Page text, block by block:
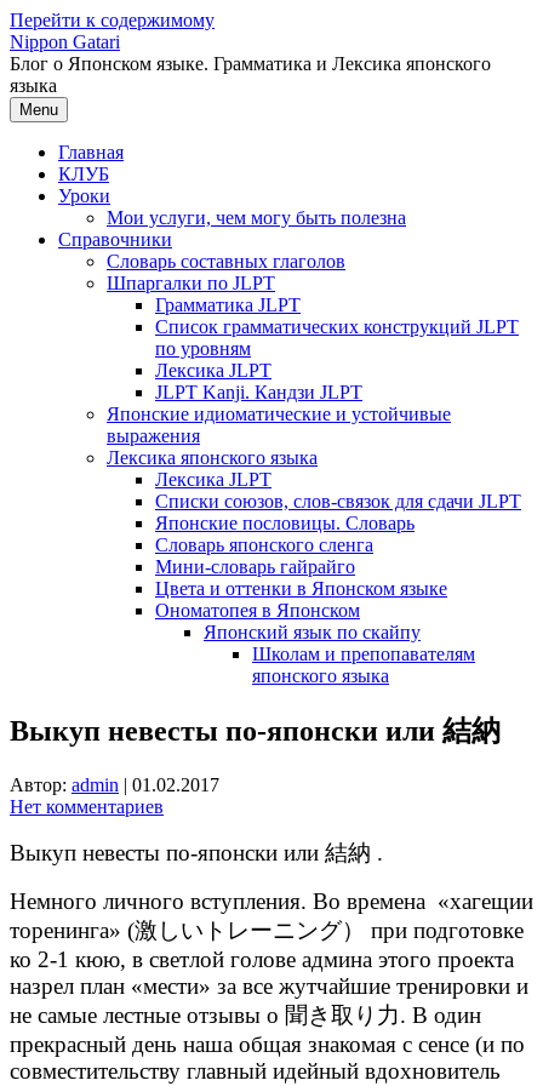
Перейти к содержимому
Nippon Gatari
Блог о Японском языке. Грамматика и Лексика японского
языка
Menu
Главная
КЛУБ
Уроки
Мои услуги, чем могу быть полезна
Справочники
Словарь составных глаголов
Шпаргалки по JLPT
Грамматика JLPT
Список грамматических конструкций JLPT
по уровням
Лексика JLPT
JLPT Kanji. Кандзи JLPT
Японские идиоматические и устойчивые
выражения
Лексика японского языка
Лексика JLPT
Списки союзов, слов-связок для сдачи JLPT
Японские пословицы. Словарь
Словарь японского сленга
Мини-словарь гайрайго
Цвета и оттенки в Японском языке
Ономатопея в Японском
Японский язык по скайпу
Школам и препопавателям
японского языка
Выкуп невесты по-японски или 結納
Автор: admin | 01.02.2017
Нет комментариев
Выкуп невесты по-японски или 結納 .
Немного личного вступления. Во времена «хагещии
торенинга» (激しいトレーニング） при подготовке
ко 2-1 кюю, в светлой голове админа этого проекта
назрел план «мести» за все жутчайшие тренировки и
не самые лестные отзывы о 聞き取り力. В один
прекрасный день наша общая знакомая с сенсе (и по
совместительству главный идейный вдохновитель